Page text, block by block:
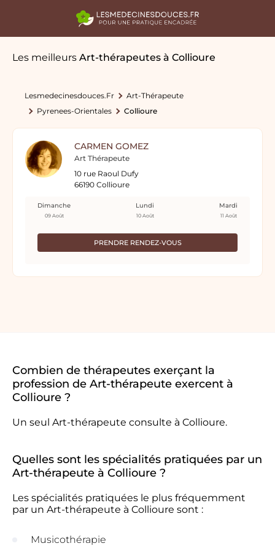
Les meilleurs Art-thérapeutes à Collioure
Lesmedecinesdouces.fr
Art-Thérapeute
Pyrenees-Orientales
Collioure
CARMEN GOMEZ
Art Thérapeute
10 rue Raoul Dufy
66190 Collioure
PRENDRE RENDEZ-VOUS
Dimanche
09 Août
Lundi
10 Août
Mardi
11 Août
Combien de thérapeutes exerçant la
profession de Art-thérapeute exercent à
Collioure ?
Un seul Art-thérapeute consulte à Collioure.
Quelles sont les spécialités pratiquées par un
Art-thérapeute à Collioure ?
Les spécialités pratiquées le plus fréquemment
par un Art-thérapeute à Collioure sont :
Musicothérapie